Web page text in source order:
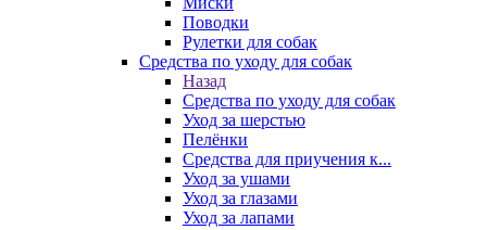
Поводки
Рулетки для собак
Средства по уходу для собак
Назад
Средства по уходу для собак
Уход за шерстью
Пелёнки
Средства для приучения к...
Уход за ушами
Уход за глазами
Уход за лапами